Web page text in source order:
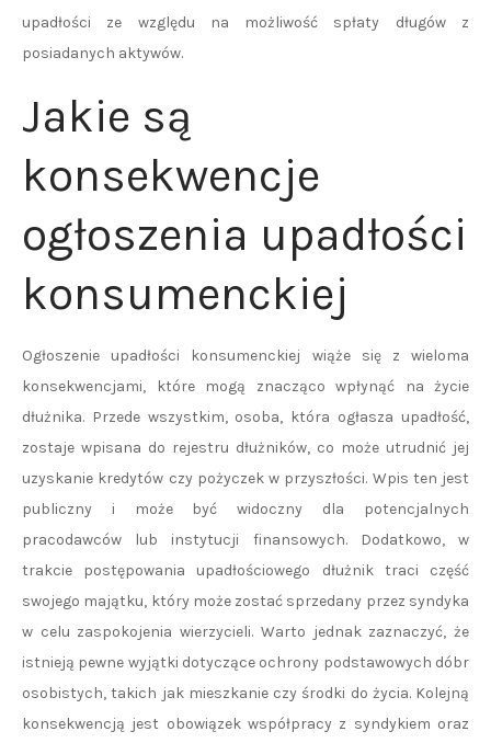
upadłości ze względu na możliwość spłaty długów z
posiadanych aktywów.
Jakie są
konsekwencje
ogłoszenia upadłości
konsumenckiej
Ogłoszenie upadłości konsumenckiej wiąże się z wieloma
konsekwencjami, które mogą znacząco wpłynąć na życie
dłużnika. Przede wszystkim, osoba, która ogłasza upadłość,
zostaje wpisana do rejestru dłużników, co może utrudnić jej
uzyskanie kredytów czy pożyczek w przyszłości. Wpis ten jest
publiczny i może być widoczny dla potencjalnych
pracodawców lub instytucji finansowych. Dodatkowo, w
trakcie postępowania upadłościowego dłużnik traci część
swojego majątku, który może zostać sprzedany przez syndyka
w celu zaspokojenia wierzycieli. Warto jednak zaznaczyć, że
istnieją pewne wyjątki dotyczące ochrony podstawowych dóbr
osobistych, takich jak mieszkanie czy środki do życia. Kolejną
konsekwencją jest obowiązek współpracy z syndykiem oraz